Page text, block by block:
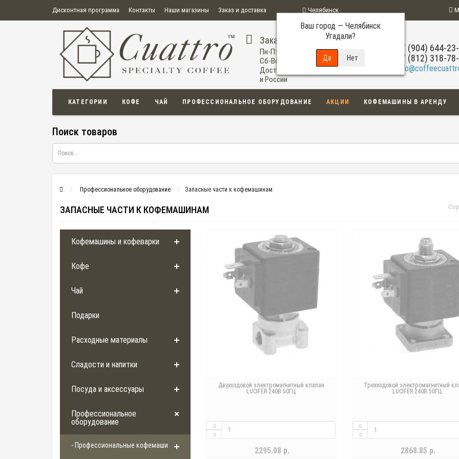
Дисконтная программа Контакты Наши магазины Заказ и доставка
О нас Оплата Правила продажи товаров
Политика конфиденциальности
Политика в отношении обработки персональных данных
Пользовательское соглашение
Челябинск
Ваш город — Челябинск
Угадали?
Заказ по телефону
Пн-Пт: 09:00-20:00
Сб-Вс: 11:00-18:00
Доставка по Челябинску
и России
+7 (904) 644-
+7 (812) 318-
КАТЕГОРИИ КОФЕ ЧАЙ ПРОФЕССИОНАЛЬНОЕ ОБОРУДОВАНИЕ АКЦИИ КОФЕМАШИНЫ В АРЕНДУ
Поиск товаров
Профессиональное оборудование Запасные части к кофемашинам
ЗАПАСНЫЕ ЧАСТИ К КОФЕМАШИНАМ
Кофемашины и кофеварки
Кофе
Чай
Подарки
Расходные материалы
Сладости и напитки
Посуда и аксессуары
Профессиональное
оборудование
- Профессиональные кофемашины
Двухходовой электромагнитный клапан
LUCIFER 240В 50ГЦ
2295.08 р.
Трехходовой электромагнитный
LUCIFER 240В 50ГЦ
2868.85 р.